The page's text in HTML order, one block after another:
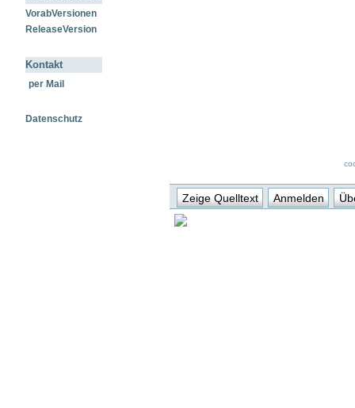
VorabVersionen
ReleaseVersion
Kontakt
per Mail
Datenschutz
Zeige Quelltext Anmelden